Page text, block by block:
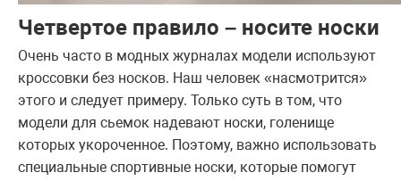
Четвертое правило – носите носки
Очень часто в модных журналах модели используют
кроссовки без носков. Наш человек «насмотрится»
этого и следует примеру. Только суть в том, что
модели для сьемок надевают носки, голенище
которых укороченное. Поэтому, важно использовать
специальные спортивные носки, которые помогут